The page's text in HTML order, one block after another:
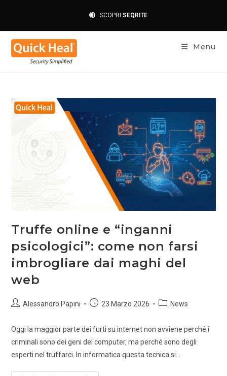
SCOPRI SEQRITE
Menu
Truffe online e “inganni
psicologici”: come non farsi
imbrogliare dai maghi del
web
Alessandro Papini 23 Marzo 2026 News
Oggi la maggior parte dei furti su internet non avviene perché i
criminali sono dei geni del computer, ma perché sono degli
esperti nel truffarci. In informatica questa tecnica si…